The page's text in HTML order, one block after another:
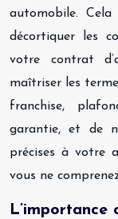
automobile.
décortiquer les
votre contrat
maîtriser les
franchise,
garantie, et de
précises à votre
vous ne
L’importance